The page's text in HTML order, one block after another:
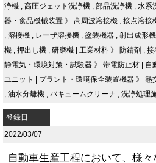
浄機 , 高圧ジェット洗浄機 , 部品洗浄機 , 水系
器・食品機械装置 》 高周波溶接機 , 接点溶接
, 溶接機 , レーザ溶接機 , 塗装機器 , 射出成形機
機 , 押出し機 , 研磨機 工業材料 》 防錆剤 , 接
静電気・環境対策・試験器 》 帯電防止材 自
ユニット
プラント・環境保全装置機器 》 熱
, 油水分離機 , バキュームクリーナ , 洗浄処理
登録日
2022/03/07
自動車生産工程において、様